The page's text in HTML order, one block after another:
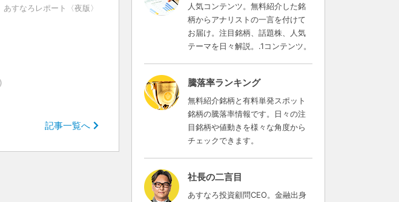
あすなろレポート〈夜版〉
記事一覧へ
人気コンテンツ。無料紹介した銘
柄からアナリストの一言を付けて
お届け。注目銘柄、話題株、人気
テーマを日々解説。.1コンテンツ。
騰落率ランキング
無料紹介銘柄と有料単発スポット
銘柄の騰落率情報です。日々の注
目銘柄や値動きを様々な角度から
チェックできます。
社長の二言目
あすなろ投資顧問CEO。金融出身